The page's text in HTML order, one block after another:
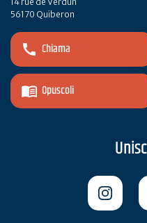
56170 Quiberon
Chiama
Opuscoli